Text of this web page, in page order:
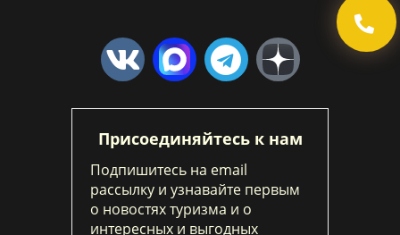
Присоединяйтесь к нам
Подпишитесь на email
рассылку и узнавайте первым
о новостях туризма и о
интересных и выгодных